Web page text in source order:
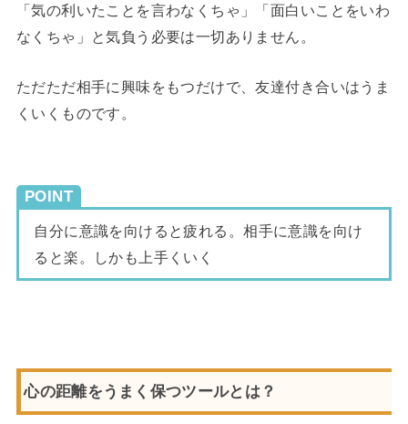
「気の利いたことを言わなくちゃ」「面白いことをいわ
なくちゃ」と気負う必要は一切ありません。
ただただ相手に興味をもつだけで、友達付き合いはうま
くいくものです。
POINT
自分に意識を向けると疲れる。相手に意識を向け
ると楽。しかも上手くいく
心の距離をうまく保つツールとは？